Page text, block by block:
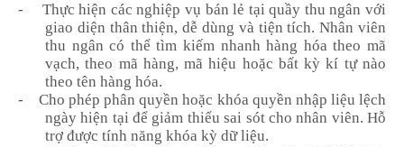
-
Thực hiện các nghiệp vụ bán lẻ tại quầy thu ngân với
giao diện thân thiện, dễ dùng và tiện tích. Nhân viên
thu ngân có thể tìm kiếm nhanh hàng hóa theo mã
vạch, theo mã hàng, mã hiệu hoặc bất kỳ kí tự nào
theo tên hàng hóa.
-
Cho phép phân quyền hoặc khóa quyền nhập liệu lệch
ngày hiện tại để giảm thiểu sai sót cho nhân viên. Hỗ
trợ được tính năng khóa kỳ dữ liệu.